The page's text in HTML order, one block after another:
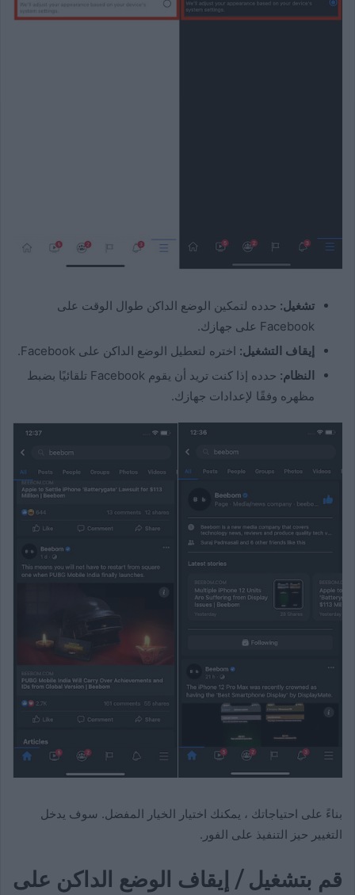
تشغيل: حدده لتمكين الوضع الداكن طوال الوقت على
Facebook على جهازك.
إيقاف التشغيل: اختره لتعطيل الوضع الداكن على Facebook.
النظام:
حدده إذا كنت تريد أن يقوم Facebook تلقائيًا بضبط
مظهره وفقًا لإعدادات جهازك.
بناءً على احتياجاتك ، يمكنك اختيار الخيار المفضل. سوف يدخل
التغيير حيز التنفيذ على الفور.
قم بتشغيل / إيقاف الوضع الداكن على